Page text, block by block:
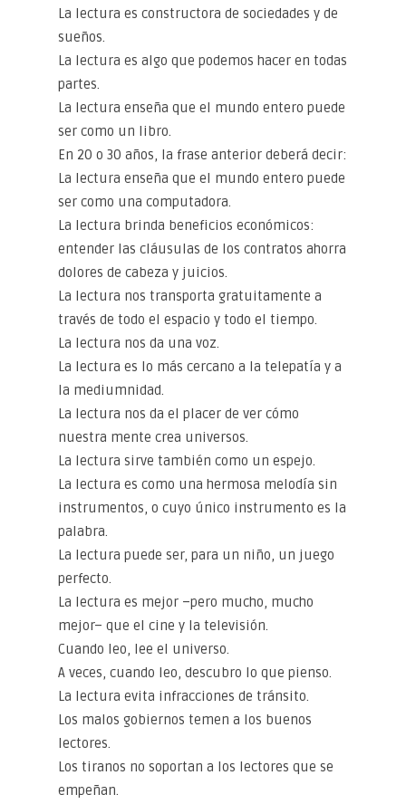
La lectura es constructora de sociedades y de
sueños.
La lectura es algo que podemos hacer en todas
partes.
La lectura enseña que el mundo entero puede
ser como un libro.
En 20 o 30 años, la frase anterior deberá decir:
La lectura enseña que el mundo entero puede
ser como una computadora.
La lectura brinda beneficios económicos:
entender las cláusulas de los contratos ahorra
dolores de cabeza y juicios.
La lectura nos transporta gratuitamente a
través de todo el espacio y todo el tiempo.
La lectura nos da una voz.
La lectura es lo más cercano a la telepatía y a
la mediumnidad.
La lectura nos da el placer de ver cómo
nuestra mente crea universos.
La lectura sirve también como un espejo.
La lectura es como una hermosa melodía sin
instrumentos, o cuyo único instrumento es la
palabra.
La lectura puede ser, para un niño, un juego
perfecto.
La lectura es mejor –pero mucho, mucho
mejor– que el cine y la televisión.
Cuando leo, lee el universo.
A veces, cuando leo, descubro lo que pienso.
La lectura evita infracciones de tránsito.
Los malos gobiernos temen a los buenos
lectores.
Los tiranos no soportan a los lectores que se
empeñan.